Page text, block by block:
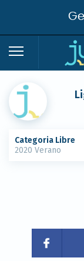
Categoria Libre
2020 Verano